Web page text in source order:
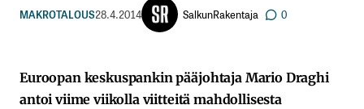
MAKROTALOUS28.4.2014 SalkunRakentaja 0
Euroopan keskuspankin pääjohtaja Mario Draghi
antoi viime viikolla viitteitä mahdollisesta